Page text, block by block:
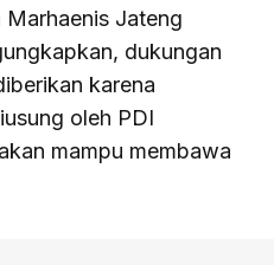
Marhaenis Jateng
dukungan
karena
oleh PDI
mampu membawa